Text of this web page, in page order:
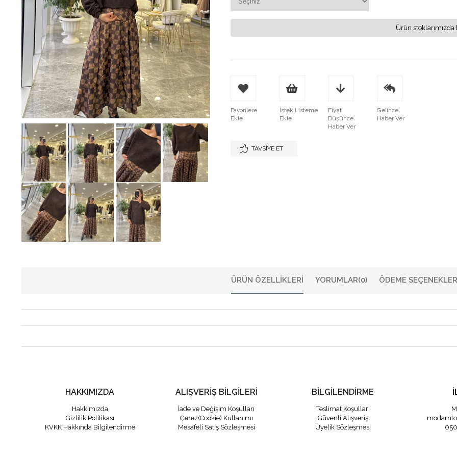
Ürün stoklarımızda
Favorilere
Ekle
İstek Listeme
Ekle
Fiyat
Düşünce
Haber Ver
Gelince
Haber Ver
TAVSIYE ET
ÜRÜN ÖZELLIKLERI YORUMLAR(0) ÖDEME
HAKKIMIZDA
Hakkımızda
Gizlilik Politikası
KVKK Hakkında Bilgilendirme
ALIŞVERİŞ BİLGİLERİ
İade ve Değişim Koşulları
Çerez(Cookie) Kullanımı
Mesafeli Satış Sözleşmesi
BİLGİLENDİRME
Teslimat Koşulları
Güvenli Alışveriş
Üyelik Sözleşmesi